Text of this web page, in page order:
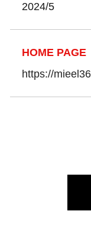
2024/5
HOME PAGE
https://